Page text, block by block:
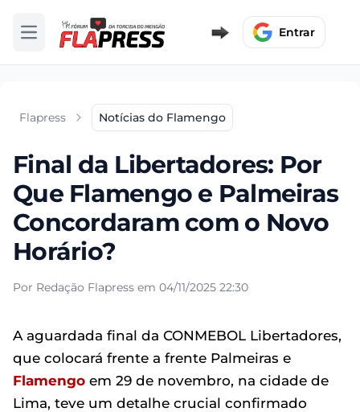
Abrir menu Entrar
Flapress Notícias do Flamengo
Final da Libertadores: Por
Que Flamengo e Palmeiras
Concordaram com o Novo
Horário?
Por Redação Flapress em 04/11/2025 22:30
A aguardada final da CONMEBOL Libertadores,
que colocará frente a frente Palmeiras e
Flamengo em 29 de novembro, na cidade de
Lima, teve um detalhe crucial confirmado